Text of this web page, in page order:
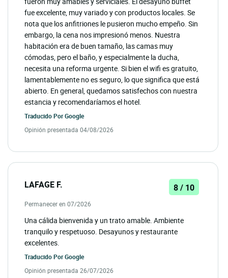
fue excelente, muy variado y con productos locales. Se
nota que los anfitriones le pusieron mucho empeño. Sin
embargo, la cena nos impresionó menos. Nuestra
habitación era de buen tamaño, las camas muy
cómodas, pero el baño, y especialmente la ducha,
necesita una reforma urgente. Si bien el wifi es gratuito,
lamentablemente no es seguro, lo que significa que está
abierto. En general, quedamos satisfechos con nuestra
estancia y recomendaríamos el hotel.
Traducido PorGoogle
Opinión presentada 04/08/2026
LAFAGE F. 8 / 10
Permanecer en 07/2026
Una cálida bienvenida y un trato amable. Ambiente
tranquilo y respetuoso. Desayunos y restaurante
excelentes.
Traducido PorGoogle
Opinión presentada 26/07/2026